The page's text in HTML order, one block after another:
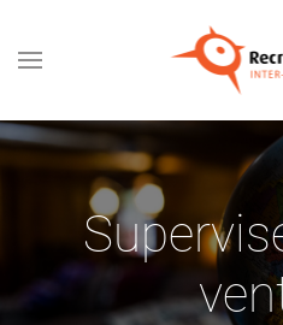
Passer au contenu principal